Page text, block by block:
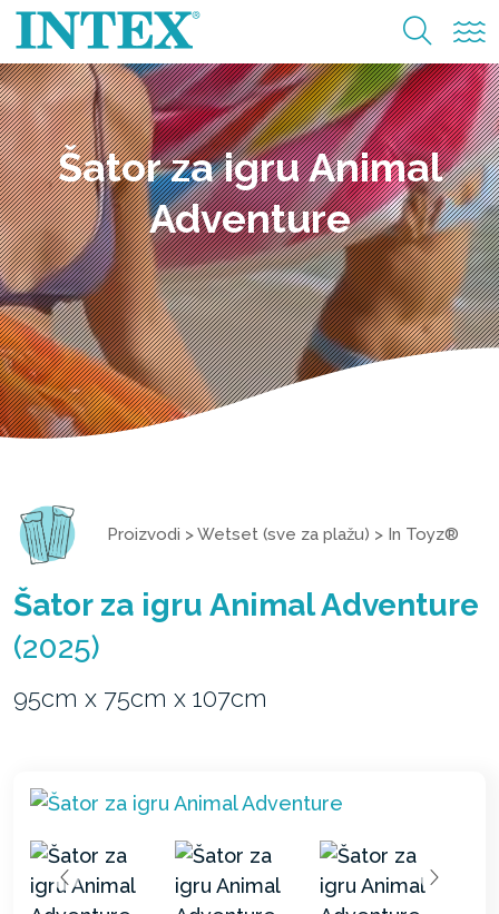
Šator za igru Animal
Adventure
Proizvodi >Wetset (sve za plažu) > In Toyz®
Šator za igru Animal Adventure
(2025)
95cm x 75cm x 107cm